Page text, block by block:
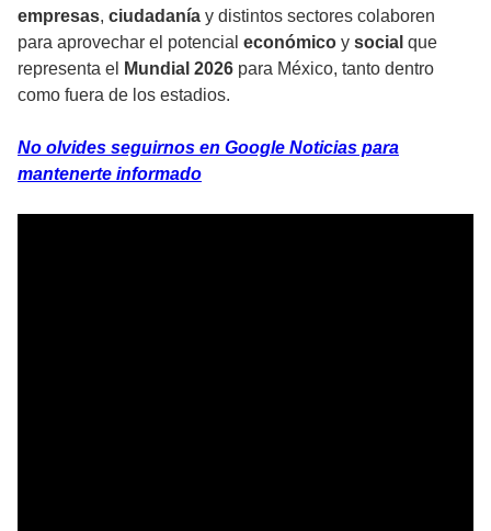
empresas, ciudadanía y distintos sectores colaboren
para aprovechar el potencial económico y social que
representa el
Mundial 2026 para México, tanto dentro
como fuera de los estadios.
No olvides seguirnos en Google Noticias para
mantenerte informado